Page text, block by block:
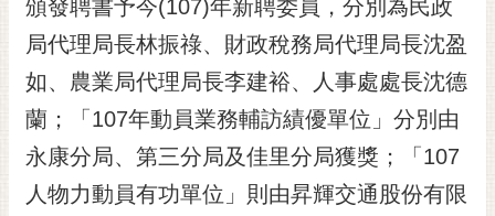
及
安
全
政
策
網
站
資
頒發聘書予今(107)年新聘委員，分別為民政
局代理局長林振祿、財政稅務局代理局長沈盈
如、農業局代理局長李建裕、人事處處長沈德
蘭；「107年動員業務輔訪績優單位」分別由
永康分局、第三分局及佳里分局獲獎；「107
人物力動員有功單位」則由昇輝交通股份有限